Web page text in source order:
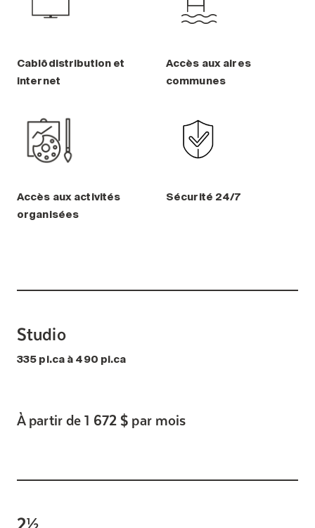
Cablôdistribution et
internet
Accès aux aires
communes
Accès aux activités
organisées
Sécurité 24/7
Studio
335 pi.ca à 490 pi.ca
À partir de 1 672 $ par mois